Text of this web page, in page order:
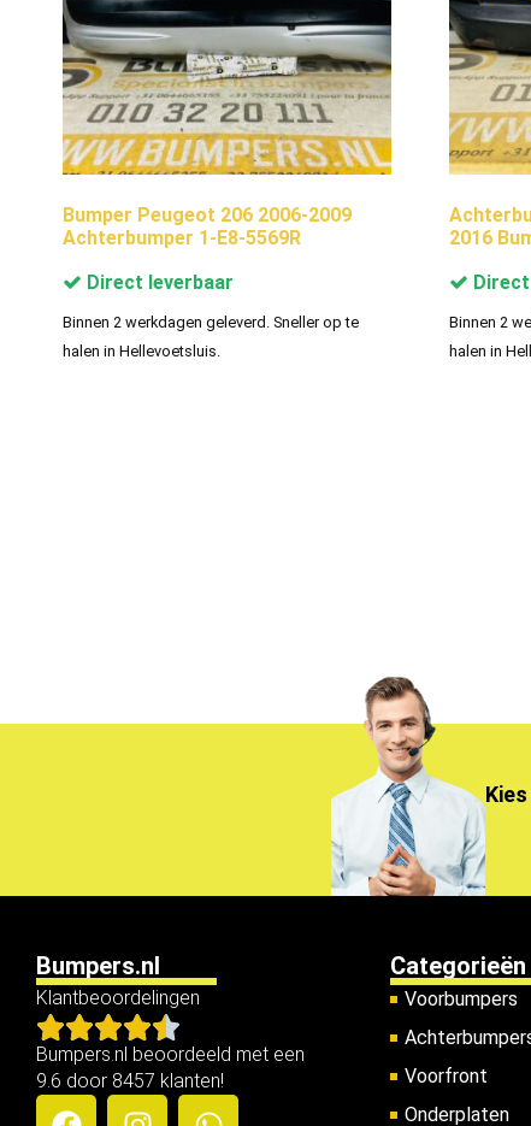
Bumper Peugeot 206 2006-2009
Achterbumper 1-E8-5569R
Direct leverbaar
Binnen 2 werkdagen geleverd. Sneller op te
halen in Hellevoetsluis.
2016
Binnen 2
halen in
Bumpers.nl
Klantbeoordelingen
Bumpers.nl beoordeeld met een
9.6 door 8457 klanten!
Categorieën
Voorbumpers
Voorfront
Onderplaten